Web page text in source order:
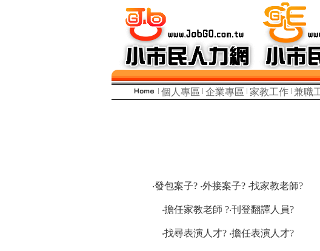
個人專區 企業專區 家教工作 兼職
‧發包案子? ‧外接案子? ‧找家教老師?
‧擔任家教老師 ?‧刊登翻譯人員?
‧找尋表演人才? ‧擔任表演人才?